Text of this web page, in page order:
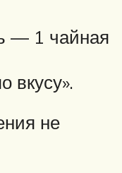
— 1 чайная
вкусу».
не